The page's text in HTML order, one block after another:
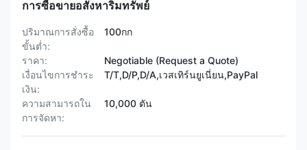
การซื้อขายอสังหาริมทรัพย์
ปริมาณการสั่งซื้อ
ขั้นต่ำ:
100กก
ราคา:
Negotiable (Request a Quote)
เงื่อนไขการชำระ
เงิน:
T/T,D/P,D/A,เวสเทิร์นยูเนี่ยน,PayPal
ความสามารถใน
การจัดหา:
10,000 ตัน